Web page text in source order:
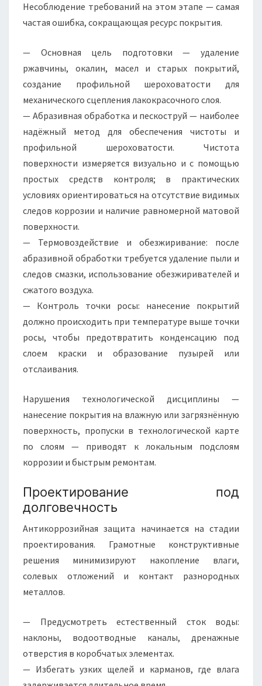
Несоблюдение требований на этом этапе — самая
частая ошибка, сокращающая ресурс покрытия.
— Основная цель подготовки — удаление
ржавчины, окалин, масел и старых покрытий,
создание профильной шероховатости для
механического сцепления лакокрасочного слоя.
— Абразивная обработка и пескоструй — наиболее
надёжный метод для обеспечения чистоты и
профильной шероховатости. Чистота
поверхности измеряется визуально и с помощью
простых средств контроля; в практических
условиях ориентироваться на отсутствие видимых
следов коррозии и наличие равномерной матовой
поверхности.
— Термовоздействие и обезжиривание: после
абразивной обработки требуется удаление пыли и
следов смазки, использование обезжиривателей и
сжатого воздуха.
— Контроль точки росы: нанесение покрытий
должно происходить при температуре выше точки
росы, чтобы предотвратить конденсацию под
слоем краски и образование пузырей или
отслаивания.
Нарушения технологической дисциплины —
нанесение покрытия на влажную или загрязнённую
поверхность, пропуски в технологической карте
по слоям — приводят к локальным подслоям
коррозии и быстрым ремонтам.
Проектирование под
долговечность
Антикоррозийная защита начинается на стадии
проектирования. Грамотные конструктивные
решения минимизируют накопление влаги,
солевых отложений и контакт разнородных
металлов.
— Предусмотреть естественный сток воды:
наклоны, водоотводные каналы, дренажные
отверстия в коробчатых элементах.
— Избегать узких щелей и карманов, где влага